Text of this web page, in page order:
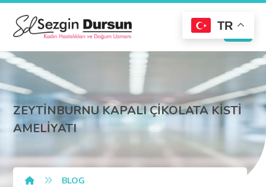
ZEYTİNBURNU KAPALI ÇİKOLATA KİSTİ
AMELİYATI
BLOG
TR